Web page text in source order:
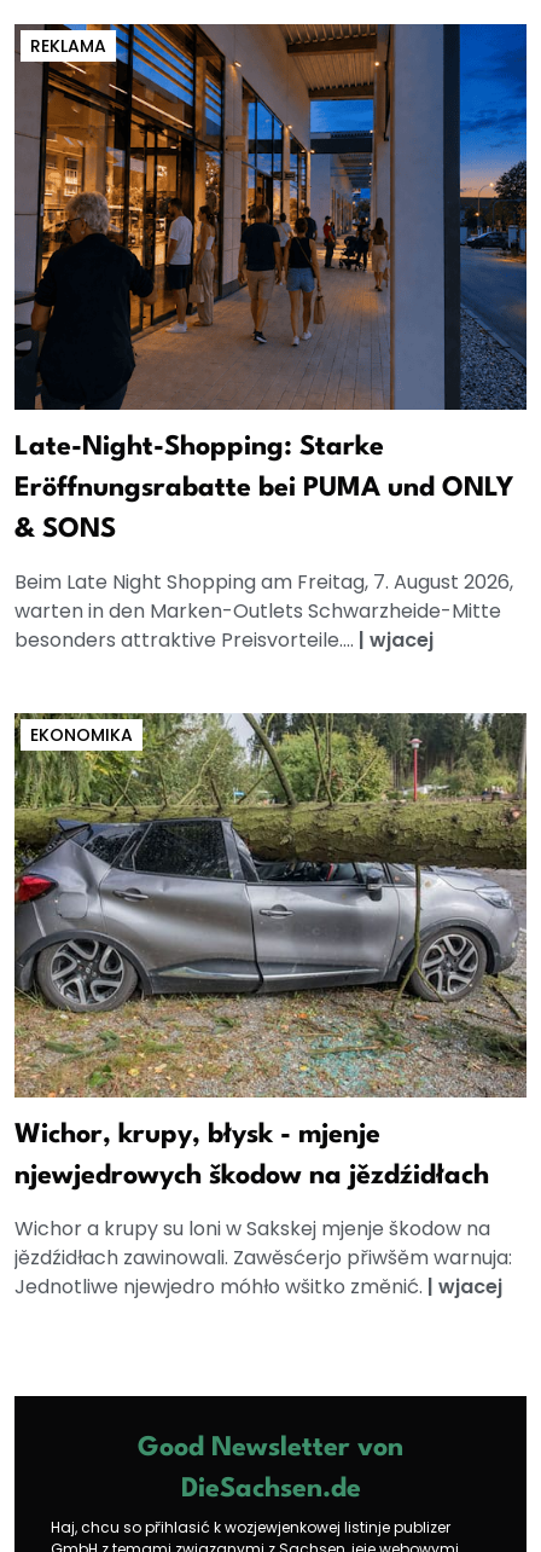
REKLAMA
Late-Night-Shopping: Starke
Eröffnungsrabatte bei PUMA und ONLY
& SONS
Beim Late Night Shopping am Freitag, 7. August 2026,
warten in den Marken-Outlets Schwarzheide-Mitte
besonders attraktive Preisvorteile.... | wjacej
EKONOMIKA
Wichor, krupy, błysk - mjenje
njewjedrowych škodow na jězdźidłach
Wichor a krupy su loni w Sakskej mjenje škodow na
jězdźidłach zawinowali. Zawěsćerjo přiwšěm warnuja:
Jednotliwe njewjedro móhło wšitko změnić. | wjacej
Good Newsletter von
DieSachsen.de
Haj, chcu so přihlasić k wozjewjenkowej listinje publizer